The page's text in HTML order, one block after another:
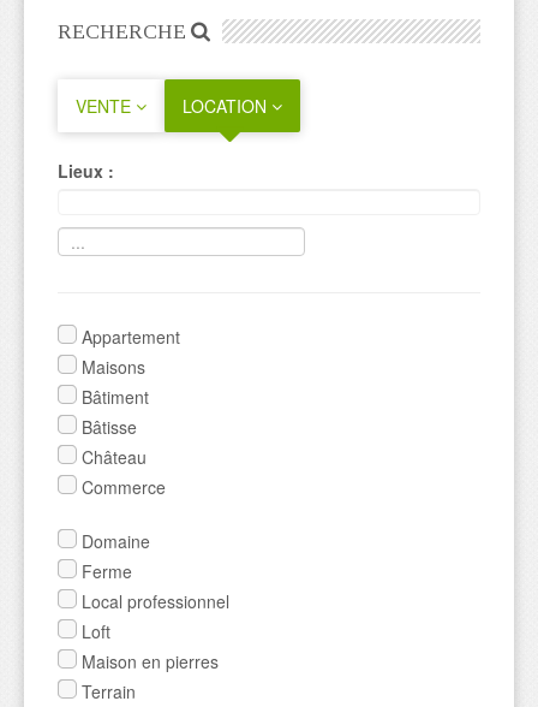
RECHERCHE
VENTE LOCATION
Lieux :
Appartement
Maisons
Bâtiment
Bâtisse
Château
Commerce
Domaine
Ferme
Local professionnel
Loft
Maison en pierres
Terrain